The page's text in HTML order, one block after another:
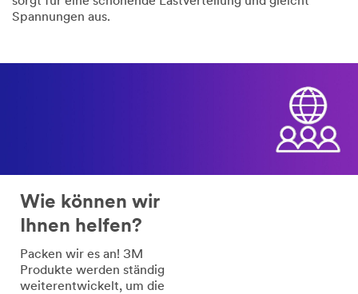
Spannungen aus.
Wie können wir
Ihnen helfen?
Packen wir es an! 3M
Produkte werden ständig
weiterentwickelt, um die